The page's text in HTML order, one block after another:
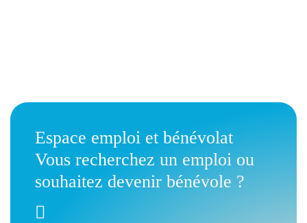
Espace emploi et bénévolat
Vous recherchez un emploi ou
souhaitez devenir bénévole ?